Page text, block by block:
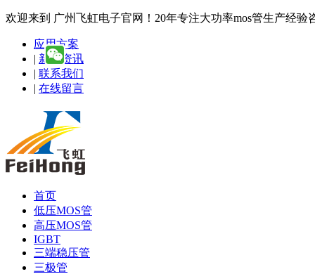
欢迎来到 广州飞虹电子官网！20年专注大功率mos管生产经验
应用方案
| 新闻资讯
| 联系我们
| 在线留言
首页
低压MOS管
高压MOS管
IGBT
三端稳压管
三极管